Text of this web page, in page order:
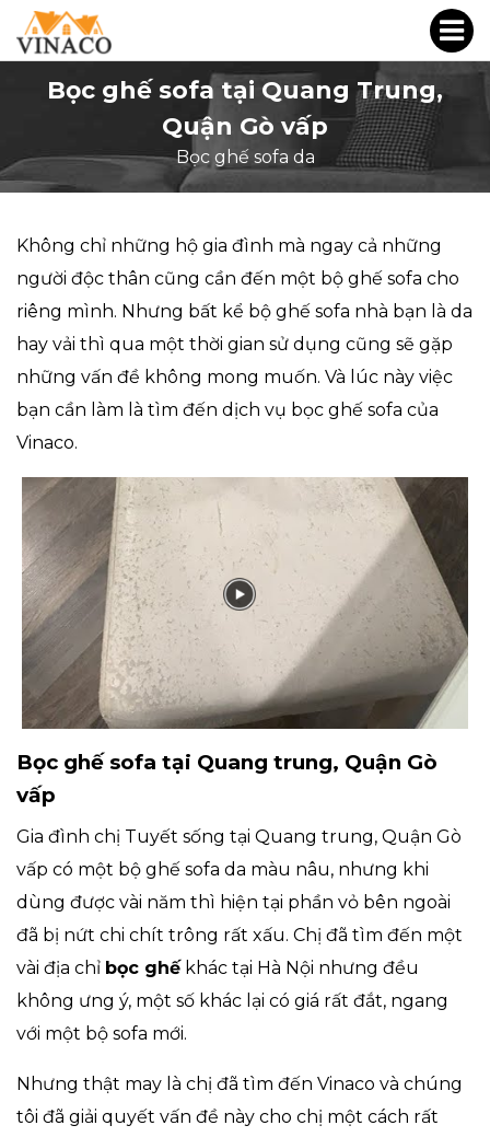
Bọc ghế sofa tại Quang Trung,
Quận Gò vấp
Bọc ghế sofa da
Không chỉ những hộ gia đình mà ngay cả những
người độc thân cũng cần đến một bộ ghế sofa cho
riêng mình. Nhưng bất kể bộ ghế sofa nhà bạn là da
hay vải thì qua một thời gian sử dụng cũng sẽ gặp
những vấn đề không mong muốn. Và lúc này việc
bạn cần làm là tìm đến dịch vụ bọc ghế sofa của
Vinaco.
Bọc ghế sofa tại Quang trung, Quận Gò
vấp
Gia đình chị Tuyết sống tại Quang trung, Quận Gò
vấp có một bộ ghế sofa da màu nâu, nhưng khi
dùng được vài năm thì hiện tại phần vỏ bên ngoài
đã bị nứt chi chít trông rất xấu. Chị đã tìm đến một
vài địa chỉ bọc ghếkhác tại Hà Nội nhưng đều
không ưng ý, một số khác lại có giá rất đắt, ngang
với một bộ sofa mới.
Nhưng thật may là chị đã tìm đến Vinaco và chúng
tôi đã giải quyết vấn đề này cho chị một cách rất